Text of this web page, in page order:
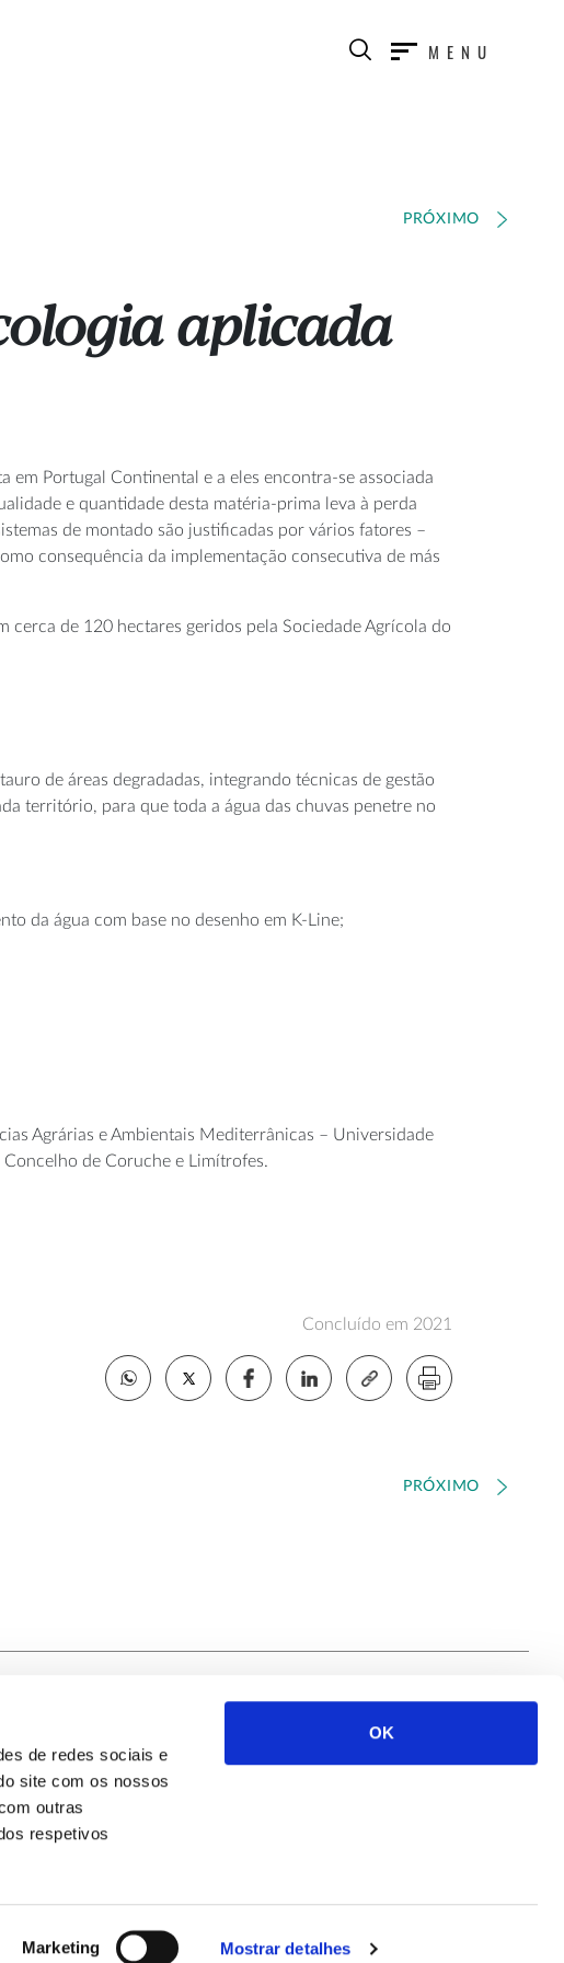
de redes sociais e
site com os nossos
outras
respetivos
Marketing Mostrar detalhes
OK
MENU
PRÓXIMO
aplicada
em Portugal Continental e a eles encontra-se associada
e quantidade desta matéria-prima leva à perda
de montado são justificadas por vários fatores –
consequência da implementação consecutiva de más
de 120 hectares geridos pela Sociedade Agrícola do
de áreas degradadas, integrando técnicas de gestão
território, para que toda a água das chuvas penetre no
da água com base no desenho em K-Line;
Agrárias e Ambientais Mediterrânicas – Universidade
Concelho de Coruche e Limítrofes.
Concluído em 2021
PRÓXIMO